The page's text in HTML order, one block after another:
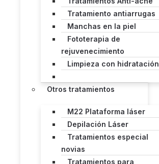
Tratamiento antiarrugas
Manchas en la piel
Fototerapia de
rejuvenecimiento
Limpieza con hidratación
Otros tratamientos
M22 Plataforma láser
Depilación Láser
Tratamientos especial
novias
Tratamientos para